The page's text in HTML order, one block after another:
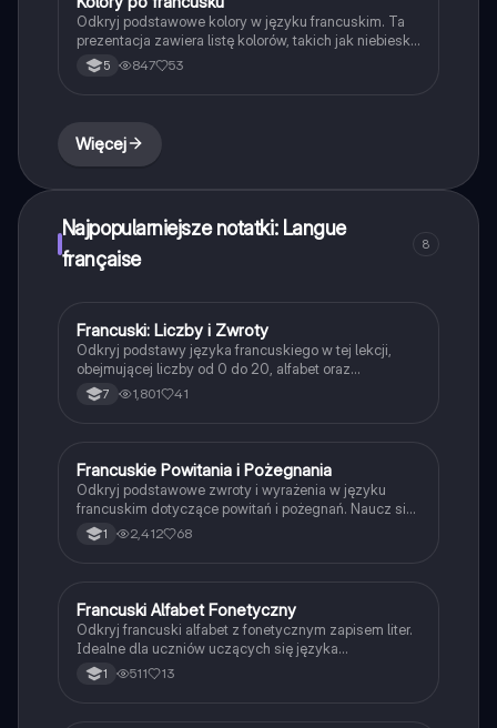
Odkryj podstawowe kolory w języku francuskim. Ta
prezentacja zawiera listę kolorów, takich jak niebieski,
pomarańczowy, żółty i wiele innych, wraz z ich
tłumaczeniami na język polski. Idealne dla uczniów
5 847 53
Więcej
Najpopularniejsze notatki: Langue
française
8
Język francuski
Francuski: Liczby i Zwroty
Odkryj podstawy języka francuskiego w tej lekcji,
obejmującej liczby od 0 do 20, alfabet oraz
podstawowe zwroty. Idealne dla początkujących
uczniów, którzy chcą szybko przyswoić kluczowe
7 1,801 41
Język francuski
Francuskie Powitania i Pożegnania
Odkryj podstawowe zwroty i wyrażenia w języku
francuskim dotyczące powitań i pożegnań. Naucz się,
jak się przedstawiać, pytać o samopoczucie oraz
odpowiadać na te pytania. Idealne dla
1 2,412 68
Język francuski
Francuski Alfabet Fonetyczny
Odkryj francuski alfabet z fonetycznym zapisem liter.
Idealne dla uczniów uczących się języka
francuskiego. Zawiera szczegółowy opis każdej litery
oraz jej wymowy.
1 511 13